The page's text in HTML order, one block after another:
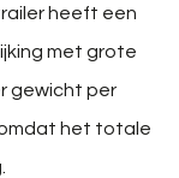
heeft een
met grote
gewicht per
het totale